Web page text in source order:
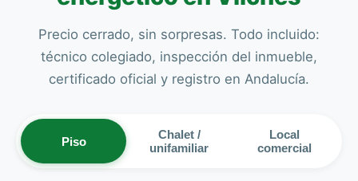
Precio cerrado, sin sorpresas. Todo incluido:
técnico colegiado, inspección del inmueble,
certificado oficial y registro en Andalucía.
Piso
Chalet /
unifamiliar
Local
comercial